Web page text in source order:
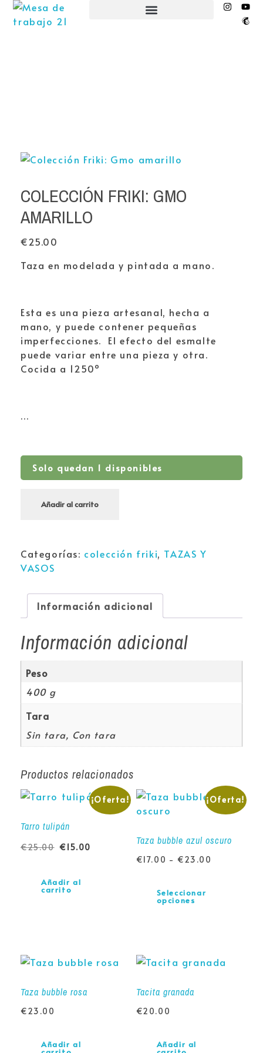
COLECCIÓN FRIKI: GMO
AMARILLO
€25.00
Taza en modelada y pintada a mano.
Esta es una pieza artesanal, hecha a
mano, y puede contener pequeñas
imperfecciones. El efecto del esmalte
puede variar entre una pieza y otra.
Cocida a 1250º
…
Solo quedan 1 disponibles
Añadir al carrito
Categorías: colección friki, TAZAS Y
VASOS
Información adicional
Información adicional
Peso
400 g
Tara
Sin tara, Con tara
Productos relacionados
¡Oferta!
Tarro tulipán
€25.00 € 15.00
Añadir al
carrito
¡Oferta!
Taza bubble azul oscuro
€17.00 - €23.00
Seleccionar
opciones
Taza bubble rosa
€23.00
Añadir al
Tacita granada
€20.00
Añadir al